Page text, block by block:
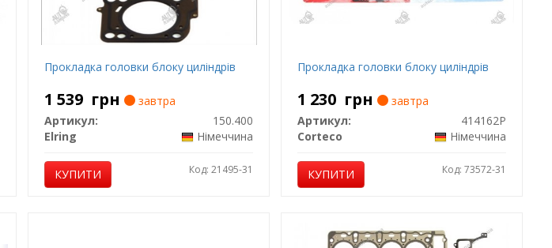
Прокладка головки блоку циліндрів
1 539 грн
завтра
Артикул:
150.400
Elring
Німеччина
КУПИТИ Код: 21495-31
Прокладка головки блоку циліндрів
1 230 грн
завтра
Артикул:
414162P
Corteco
Німеччина
КУПИТИ Код: 73572-31